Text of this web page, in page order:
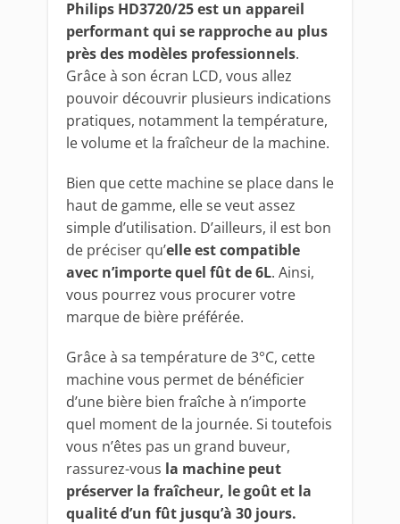
Philips HD3720/25 est un appareil
performant qui se rapproche au plus
près des modèles professionnels.
Grâce à son écran LCD, vous allez
pouvoir découvrir plusieurs indications
pratiques, notamment la température,
le volume et la fraîcheur de la machine.
Bien que cette machine se place dans le
haut de gamme, elle se veut assez
simple d’utilisation. D’ailleurs, il est bon
de préciser qu’elle est compatible
avec n’importe quel fût de 6L. Ainsi,
vous pourrez vous procurer votre
marque de bière préférée.
Grâce à sa température de 3°C, cette
machine vous permet de bénéficier
d’une bière bien fraîche à n’importe
quel moment de la journée. Si toutefois
vous n’êtes pas un grand buveur,
rassurez-vous la machine peut
préserver la fraîcheur, le goût et la
qualité d’un fût jusqu’à 30 jours.